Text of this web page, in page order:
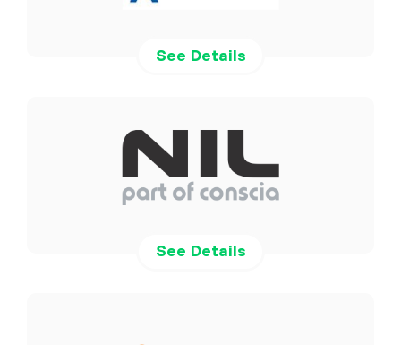
See Details
See Details